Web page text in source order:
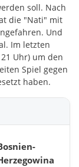
soll. Nach
die "Nati" mit
Und
Im letzten
Uhr) um den
Spiel gegen
haben.